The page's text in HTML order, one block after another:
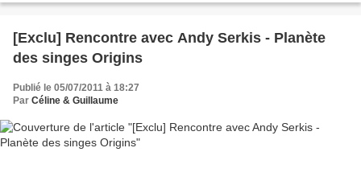
[Exclu] Rencontre avec Andy Serkis - Planète
des singes Origins
Publié le 05/07/2011 à 18:27
Par Céline & Guillaume